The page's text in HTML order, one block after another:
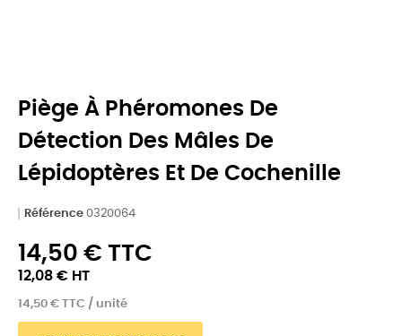
Piège À Phéromones De
Détection Des Mâles De
Lépidoptères Et De Cochenille
Référence 0320064
14,50 € TTC
12,08 € HT
14,50 € TTC / unité